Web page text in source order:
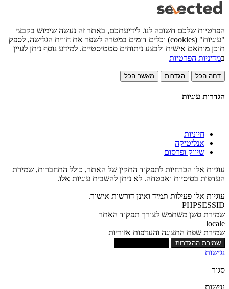
הפרטיות שלכם חשובה לנו. לידיעתכם, באתר זה נעשה שימוש בקבצי
"עוגיות" (cookies) וכלים דומים במטרה לשפר את חווית הגלישה, לספק
תוכן מותאם אישית ולבצע ניתוחים סטטיסטיים. למידע נוסף ניתן לעיין
במדיניות הפרטיות
דחה הכל הגדרות מאשר הכל
הגדרות עוגיות
חיוניות
אנליטיקה
שיווק ופרסום
עוגיות אלו הכרחיות לתפקוד התקין של האתר, כולל התחברות, שמירת
העדפות בסיסיות ואבטחה. לא ניתן להשבית עוגיות אלו.
עוגיות אלו פעילות תמיד ואינן דורשות אישור.
PHPSESSID
שמירת סשן משתמש לצורך תפקוד האתר
locale
שמירת שפת התצוגה והעדפות אזוריות
שמירת ההגדרות
נגישות
סגור